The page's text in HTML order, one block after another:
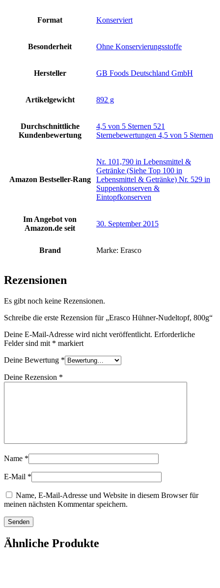
Format ‎Konserviert
Besonderheit ‎Ohne Konservierungsstoffe
Hersteller ‎GB Foods Deutschland GmbH
Artikelgewicht ‎892 g
Durchschnittliche
Kundenbewertung
4,5 von 5 Sternen 521
Sternebewertungen 4,5 von 5 Sternen
Amazon Bestseller-Rang
Nr. 101,790 in Lebensmittel &
Getränke (Siehe Top 100 in
Lebensmittel & Getränke) Nr. 529 in
Suppenkonserven &
Eintopfkonserven
Im Angebot von
Amazon.de seit
30. September 2015
Brand Marke: Erasco
Rezensionen
Es gibt noch keine Rezensionen.
Schreibe die erste Rezension für „Erasco Hühner-Nudeltopf, 800g“
Deine E-Mail-Adresse wird nicht veröffentlicht. Erforderliche
Felder sind mit * markiert
Deine Bewertung *
Deine Rezension *
Name *
E-Mail *
Name, E-Mail-Adresse und Website in diesem Browser für
meinen nächsten Kommentar speichern.
Ähnliche Produkte